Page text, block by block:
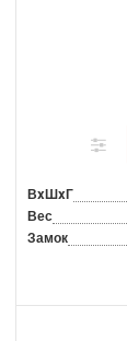
ВxШxГ
Вес
Замок